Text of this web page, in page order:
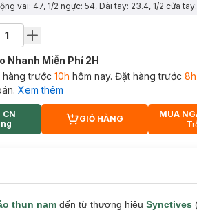
vai: 47, 1/2 ngực: 54, Dài tay: 23.4, 1/2 cửa
Nhanh Miễn Phí 2H
hàng trước 10h hôm nay. Đặt hàng trước 8h
Xem thêm
CN
CART PLUS ICON
GIỎ HÀNG
MUA
thun nam đến từ thương hiệu Synctives